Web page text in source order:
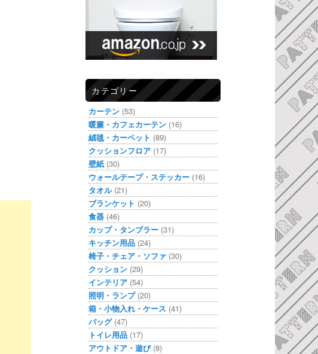
カテゴリー
カーテン (53)
暖簾・カフェカーテン (16)
絨毯・カーペット (89)
クッションフロア (17)
壁紙 (30)
ウォールテープ・ステッカー (16)
タオル(21)
ブランケット (20)
食器 (46)
カップ・タンブラー (31)
キッチン用品 (24)
椅子・チェア・ソファ (30)
クッション (29)
インテリア (54)
照明・ランプ(20)
箱・小物入れ・ケース (41)
バッグ(47)
トイレ用品 (17)
アウトドア・遊び(8)